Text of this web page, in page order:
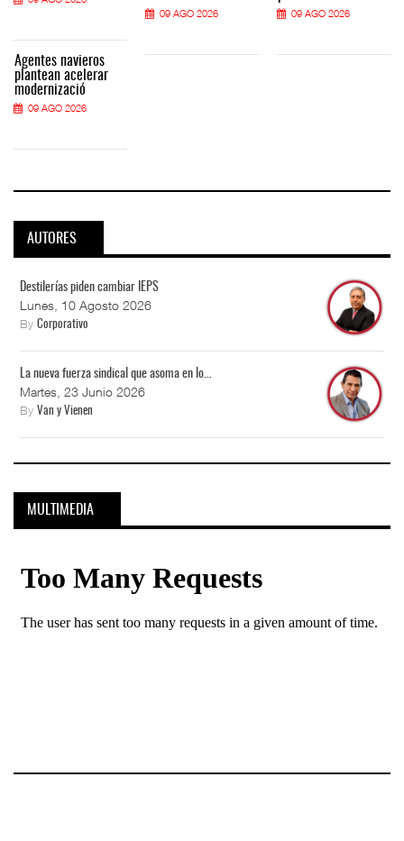
Agentes navieros
plantean acelerar
modernizació
09 AGO 2026
09 AGO 2026 09 AGO 2026
AUTORES
Destilerías piden cambiar IEPS
Lunes, 10 Agosto 2026
By Corporativo
La nueva fuerza sindical que asoma en lo...
Martes, 23 Junio 2026
By Van y Vienen
MULTIMEDIA